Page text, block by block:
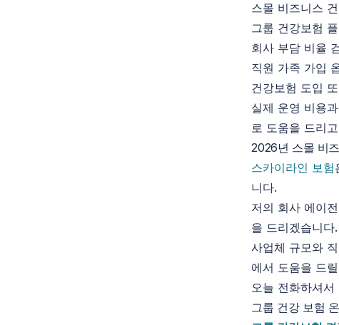
스몰 비즈니스
그룹 건강보험
회사 부담 비율
직원 가족 가입
건강보험 도입
실제 운영 비용
로 도움을 드리
2026년 스몰 비
스카이라인 보험
니다.
저의 회사 에이
을 드리겠습니다.
사업체 규모와
에서 도움을 드
오늘 전화하셔
그룹 건강 보험